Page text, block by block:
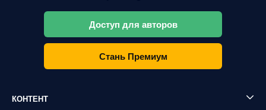
Доступ для авторов
Стань Премиум
КОНТЕНТ